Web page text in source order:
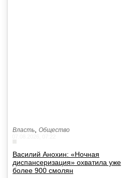
Власть Общество
Василий Анохин: «Ночная
диспансеризация» охватила уже
более 900 смолян